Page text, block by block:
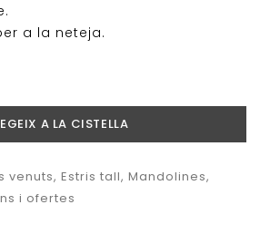
a la neteja.
A LA CISTELLA
venuts, Estris tall, Mandolines,
i ofertes